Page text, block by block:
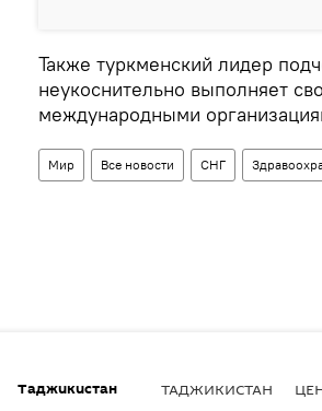
Также туркменский лидер
неукоснительно выполняет
международными
Мир Все новости СНГ
Таджикистан ТАДЖИКИСТАН